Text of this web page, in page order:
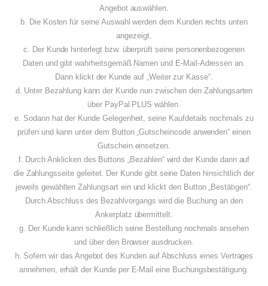
Angebot auswählen.
b. Die Kosten für seine Auswahl werden dem Kunden rechts unten
angezeigt.
c. Der Kunde hinterlegt bzw. überprüft seine personenbezogenen
Daten und gibt wahrheitsgemäß Namen und E-Mail-Adressen an.
Dann klickt der Kunde auf „Weiter zur Kasse“.
d. Unter Bezahlung kann der Kunde nun zwischen den Zahlungsarten
über PayPal PLUS wählen.
e. Sodann hat der Kunde Gelegenheit, seine Kaufdetails nochmals zu
prüfen und kann unter dem Button „Gutscheincode anwenden“ einen
Gutschein einsetzen.
f. Durch Anklicken des Buttons „Bezahlen“ wird der Kunde dann auf
die Zahlungsseite geleitet. Der Kunde gibt seine Daten hinsichtlich der
jeweils gewählten Zahlungsart ein und klickt den Button „Bestätigen“.
Durch Abschluss des Bezahlvorgangs wird die Buchung an den
Ankerplatz übermittelt.
g. Der Kunde kann schließlich seine Bestellung nochmals ansehen
und über den Browser ausdrucken.
h. Sofern wir das Angebot des Kunden auf Abschluss eines Vertrages
annehmen, erhält der Kunde per E-Mail eine Buchungsbestätigung.